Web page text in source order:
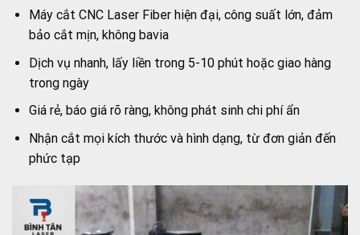
Máy cắt CNC Laser Fiber hiện đại, công suất lớn, đảm
bảo cắt mịn, không bavia
Dịch vụ nhanh, lấy liền trong 5-10 phút hoặc giao hàng
trong ngày
Giá rẻ, báo giá rõ ràng, không phát sinh chi phí ẩn
Nhận cắt mọi kích thước và hình dạng, từ đơn giản đến
phức tạp